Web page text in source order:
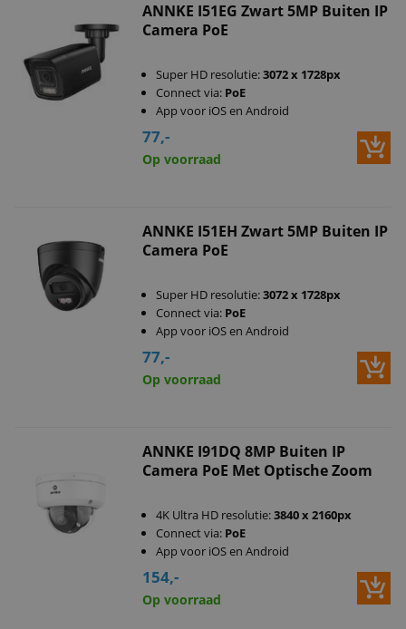
ANNKE I51EG Zwart 5MP Buiten IP
Camera PoE
Super HD resolutie:3072 x 1728px
Connect via: PoE
App voor iOS en Android
77,-
Op voorraad
ANNKE I51EH Zwart 5MP Buiten IP
Camera PoE
Super HD resolutie:3072 x 1728px
Connect via: PoE
App voor iOS en Android
77,-
Op voorraad
ANNKE I91DQ 8MP Buiten IP
Camera PoE Met Optische Zoom
4K Ultra HD resolutie:3840 x 2160px
Connect via: PoE
App voor iOS en Android
154,-
Op voorraad